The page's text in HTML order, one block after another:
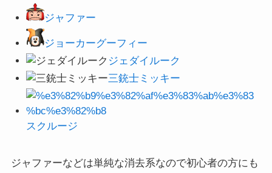
ジャファー
ジョーカーグーフィー
ジェダイルーク
三銃士ミッキー
スクルージ
ジャファーなどは単純な消去系なので初心者の方にも